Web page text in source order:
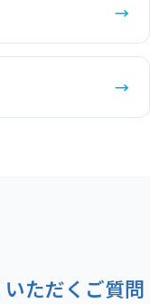
→
→
ただくご質問